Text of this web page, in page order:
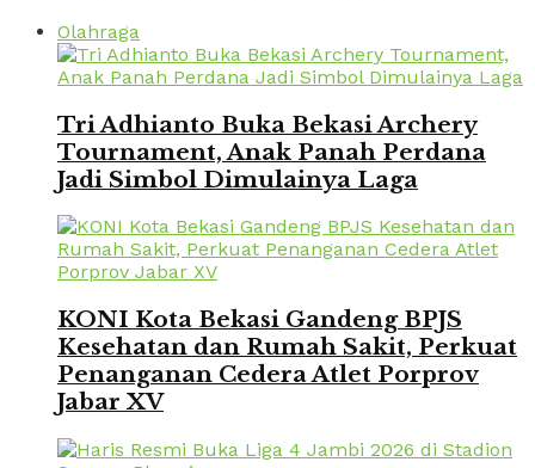
Olahraga
Tri Adhianto Buka Bekasi Archery
Tournament, Anak Panah Perdana
Jadi Simbol Dimulainya Laga
KONI Kota Bekasi Gandeng BPJS
Kesehatan dan Rumah Sakit, Perkuat
Penanganan Cedera Atlet Porprov
Jabar XV